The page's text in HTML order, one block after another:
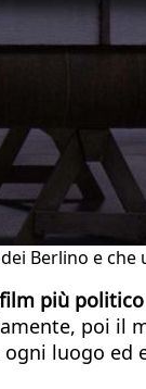
Berlino e
più
poi
luogo ed